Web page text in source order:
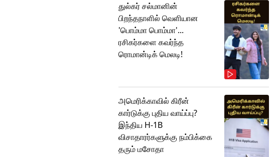
துல்கர் சல்மானின்
பிறந்தநாளில் வெளியான
'பொம்மா பொம்மா'...
ரசிகர்களை கவர்ந்த
ரொமான்டிக் மெலடி!
அமெரிக்காவில் கிரீன்
கார்டுக்கு புதிய வாய்ப்பு?
இந்திய H-1B
விசாதாரர்களுக்கு நம்பிக்கை
தரும் மசோதா